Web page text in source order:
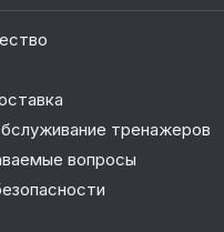
тренажеров
вопросы